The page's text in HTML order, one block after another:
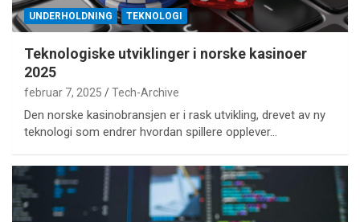
UNDERHOLDNING TEKNOLOGI
Teknologiske utviklinger i norske kasinoer
2025
februar 7, 2025 Tech-Archive
Den norske kasinobransjen er i rask utvikling, drevet av ny
teknologi som endrer hvordan spillere opplever…